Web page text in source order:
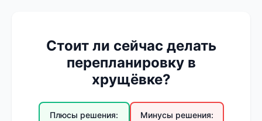
Стоит ли сейчас делать
перепланировку в
хрущёвке?
Плюсы решения: Минусы решения: